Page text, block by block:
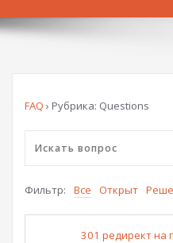
FAQ › Рубрика: Questions
Фильтр: Все Открыт
301 редирект на